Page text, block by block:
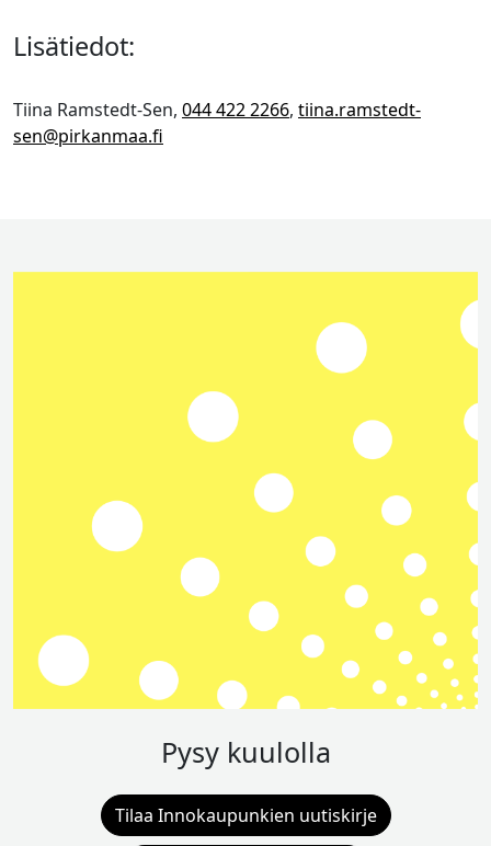
Lisätiedot:
Tiina Ramstedt-Sen, 044 422 2266, tiina.ramstedt-
sen@pirkanmaa.fi
Pysy kuulolla
Tilaa Innokaupunkien uutiskirje